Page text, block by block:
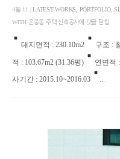
4월 11 | LATEST WORKS PORTFOLIO,
WITH 운중동 주택 신축공사에 댓글 닫힘
대지면적 : 230.10m2 구조 :
적 : 103.67m2 (31.36평) 연면적
사기간 : 2015.10~2016.03 ...